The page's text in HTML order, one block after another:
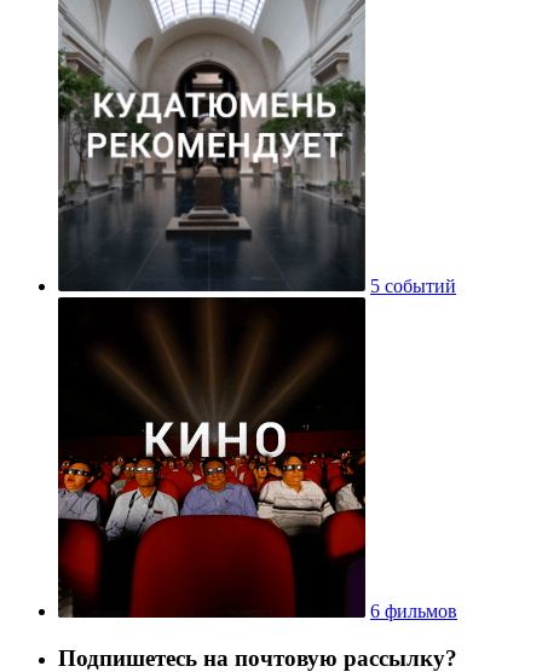
5 событий
6 фильмов
Подпишетесь на почтовую рассылку?